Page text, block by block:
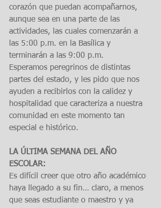
corazón que puedan acompañarnos,
aunque sea en una parte de las
actividades, las cuales comenzarán a
las 5:00 p.m. en la Basílica y
terminarán a las 9:00 p.m.
Esperamos peregrinos de distintas
partes del estado, y les pido que nos
ayuden a recibirlos con la calidez y
hospitalidad que caracteriza a nuestra
comunidad en este momento tan
especial e histórico.
LA ÚLTIMA SEMANA DEL AÑO
ESCOLAR:
Es difícil creer que otro año académico
haya llegado a su fin… claro, a menos
que seas estudiante o maestro y ya